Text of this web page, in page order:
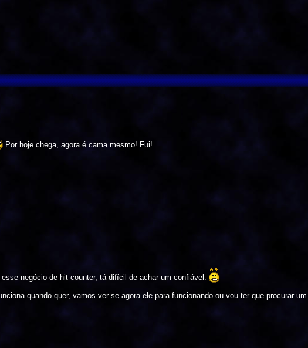
Por hoje chega, agora é cama mesmo! Fui!
negócio de hit counter, tá difícil de achar um confiável.
quando quer, vamos ver se agora ele para funcionando ou vou ter que procurar